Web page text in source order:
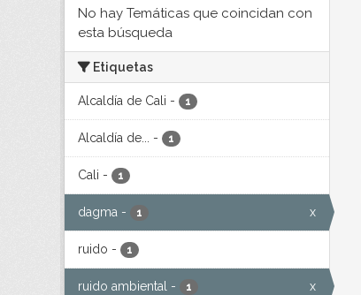
No hay Temáticas que coincidan con
esta búsqueda
Etiquetas
Alcaldía de Cali - 1
Alcaldía de... - 1
Cali - 1
dagma - 1 x
ruido - 1
ruido ambiental - 1 x